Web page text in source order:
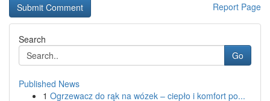
Report Page
Search
Go
Published News
1 Ogrzewacz do rąk na wózek – ciepło i komfort po...